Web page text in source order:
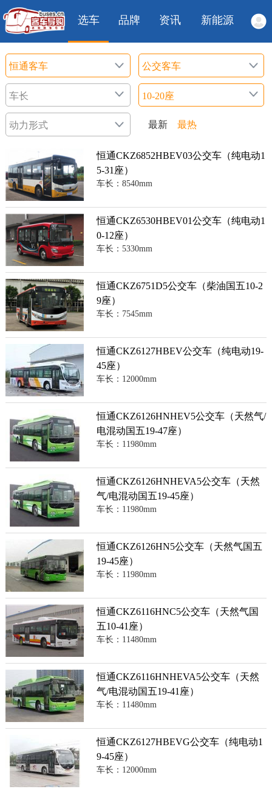
选车 品牌 资讯 新能源
最新 最热
恒通CKZ6852HBEV03公交车（纯电动1
5-31座）
车长：8540mm
恒通CKZ6530HBEV01公交车（纯电动1
0-12座）
车长：5330mm
恒通CKZ6751D5公交车（柴油国五10-2
9座）
车长：7545mm
恒通CKZ6127HBEV公交车（纯电动19-
45座）
车长：12000mm
恒通CKZ6126HNHEV5公交车（天然气/
电混动国五19-47座）
车长：11980mm
恒通CKZ6126HNHEVA5公交车（天然
气/电混动国五19-45座）
车长：11980mm
恒通CKZ6126HN5公交车（天然气国五
19-45座）
车长：11980mm
恒通CKZ6116HNC5公交车（天然气国
五10-41座）
车长：11480mm
恒通CKZ6116HNHEVA5公交车（天然
气/电混动国五19-41座）
车长：11480mm
恒通CKZ6127HBEVG公交车（纯电动1
9-45座）
车长：12000mm